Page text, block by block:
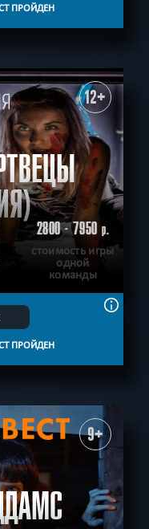
ПРОЙДЕН
12+
2800 - 7950р.
стоимость игры
одной
команды
ПРОЙДЕН
9+